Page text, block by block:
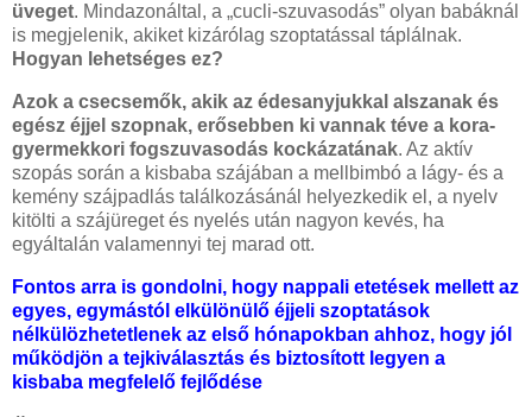
üveget. Mindazonáltal, a „cucli-szuvasodás” olyan babáknál
is megjelenik, akiket kizárólag szoptatással táplálnak.
Hogyan lehetséges ez?
Azok a csecsemők, akik az édesanyjukkal alszanak és
egész éjjel szopnak, erősebben ki vannak téve a kora-
gyermekkori fogszuvasodás kockázatának. Az aktív
szopás során a kisbaba szájában a mellbimbó a lágy- és a
kemény szájpadlás találkozásánál helyezkedik el, a nyelv
kitölti a szájüreget és nyelés után nagyon kevés, ha
egyáltalán valamennyi tej marad ott.
Fontos arra is gondolni, hogy nappali etetések mellett az
egyes, egymástól elkülönülő éjjeli szoptatások
nélkülözhetetlenek az első hónapokban ahhoz, hogy jól
működjön a tejkiválasztás és biztosított legyen a
kisbaba megfelelő fejlődése